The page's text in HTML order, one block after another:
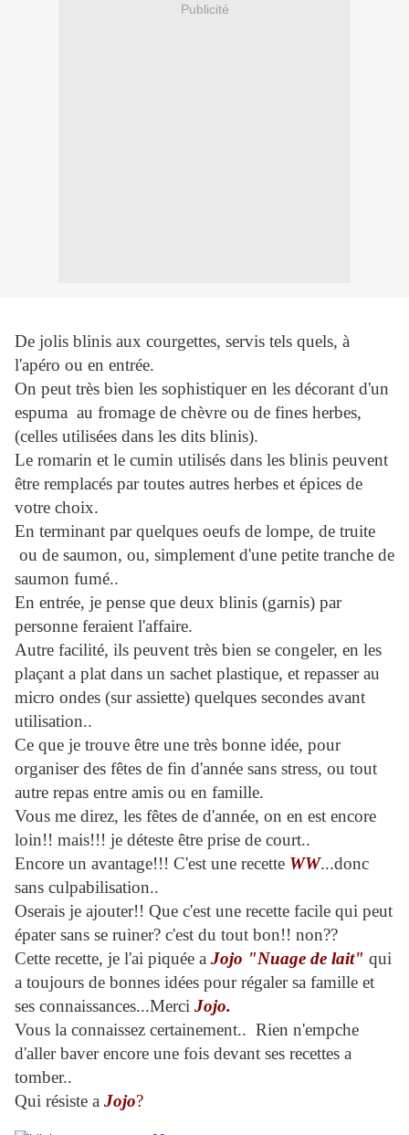
Publicité
De jolis blinis aux courgettes, servis tels quels, à
l'apéro ou en entrée.
On peut très bien les sophistiquer en les décorant d'un
espuma au fromage de chèvre ou de fines herbes,
(celles utilisées dans les dits blinis).
Le romarin et le cumin utilisés dans les blinis peuvent
être remplacés par toutes autres herbes et épices de
votre choix.
En terminant par quelques oeufs de lompe, de truite
ou de saumon, ou, simplement d'une petite tranche de
saumon fumé..
En entrée, je pense que deux blinis (garnis) par
personne feraient l'affaire.
Autre facilité, ils peuvent très bien se congeler, en les
plaçant a plat dans un sachet plastique, et repasser au
micro ondes (sur assiette) quelques secondes avant
utilisation..
Ce que je trouve être une très bonne idée, pour
organiser des fêtes de fin d'année sans stress, ou tout
autre repas entre amis ou en famille.
Vous me direz, les fêtes de d'année, on en est encore
loin!! mais!!! je déteste être prise de court..
Encore un avantage!!! C'est une recette WW...donc
sans culpabilisation..
Oserais je ajouter!! Que c'est une recette facile qui peut
épater sans se ruiner? c'est du tout bon!! non??
Cette recette, je l'ai piquée a Jojo "Nuage de lait" qui
a toujours de bonnes idées pour régaler sa famille et
ses connaissances...Merci Jojo.
Vous la connaissez certainement.. Rien n'empche
d'aller baver encore une fois devant ses recettes a
tomber..
Qui résiste a Jojo?